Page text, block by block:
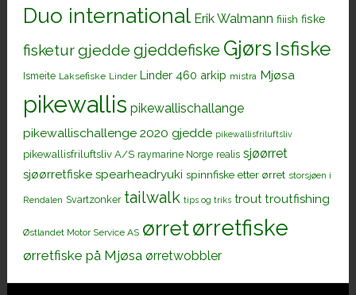
Duo international Erik Walmann fiiish fiske
fisketurgjedde gjeddefiske Gjørs Isfiske
Ismeite Laksefiske Linder Linder 460 arkip mistra Mjøsa
pikewallis pikewallischallange
pikewallischallenge 2020 gjedde pikewallisfriluftsliv
pikewallisfriluftsliv A/S raymarine Norge realis sjøørret
sjøørretfiske spearheadryuki spinnfiske etter ørret storsjøen i
Rendalen Svartzonker tailwalk tips og triks trout troutfishing
Østlandet Motor Service AS ørretørretfiske
ørretfiske på Mjøsa ørretwobbler